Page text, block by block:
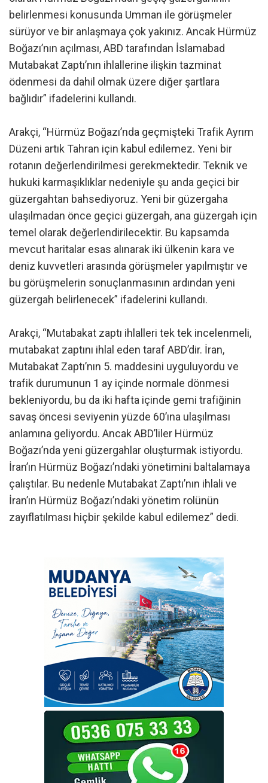
belirlenmesi konusunda Umman ile görüşmeler
sürüyor ve bir anlaşmaya çok yakınız. Ancak Hürmüz
Boğazı’nın açılması, ABD tarafından İslamabad
Mutabakat Zaptı’nın ihlallerine ilişkin tazminat
ödenmesi da dahil olmak üzere diğer şartlara
bağlıdır” ifadelerini kullandı.
Arakçi, “Hürmüz Boğazı’nda geçmişteki Trafik Ayrım
Düzeni artık Tahran için kabul edilemez. Yeni bir
rotanın değerlendirilmesi gerekmektedir. Teknik ve
hukuki karmaşıklıklar nedeniyle şu anda geçici bir
güzergahtan bahsediyoruz. Yeni bir güzergaha
ulaşılmadan önce geçici güzergah, ana güzergah için
temel olarak değerlendirilecektir. Bu kapsamda
mevcut haritalar esas alınarak iki ülkenin kara ve
deniz kuvvetleri arasında görüşmeler yapılmıştır ve
bu görüşmelerin sonuçlanmasının ardından yeni
güzergah belirlenecek” ifadelerini kullandı.
Arakçi, “Mutabakat zaptı ihlalleri tek tek incelenmeli,
mutabakat zaptını ihlal eden taraf ABD’dir. İran,
Mutabakat Zaptı’nın 5. maddesini uyguluyordu ve
trafik durumunun 1 ay içinde normale dönmesi
bekleniyordu, bu da iki hafta içinde gemi trafiğinin
savaş öncesi seviyenin yüzde 60’ına ulaşılması
anlamına geliyordu. Ancak ABD’liler Hürmüz
Boğazı’nda yeni güzergahlar oluşturmak istiyordu.
İran’ın Hürmüz Boğazı’ndaki yönetimini baltalamaya
çalıştılar. Bu nedenle Mutabakat Zaptı’nın ihlali ve
İran’ın Hürmüz Boğazı’ndaki yönetim rolünün
zayıflatılması hiçbir şekilde kabul edilemez” dedi.